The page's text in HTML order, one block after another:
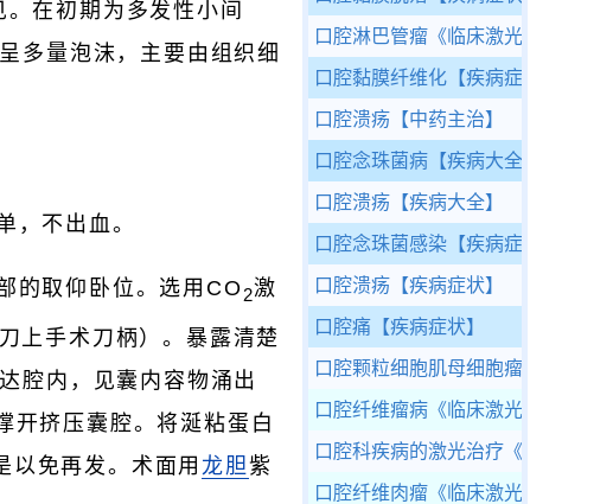
在初期为多发性小间
多量泡沫，主要由组织细
，不出血。
的取仰卧位。选用CO 2激
上手术刀柄）。暴露清楚
腔内，见囊内容物涌出
开挤压囊腔。将涎粘蛋白
以免再发。术面用 龙胆紫
口腔淋巴管瘤 《临床激光治疗学》
口腔黏膜纤维化 【疾病症状】
口腔溃疡 【中药主治】
口腔念珠菌病 【疾病大全】
口腔溃疡 【疾病大全】
口腔念珠菌感染 【疾病症状】
口腔溃疡 【疾病症状】
口腔痛 【疾病症状】
口腔颗粒细胞肌母细胞瘤
口腔纤维瘤病 《临床激光治疗学》
口腔科疾病的激光治疗 《临床激光
口腔纤维肉瘤 《临床激光治疗学》